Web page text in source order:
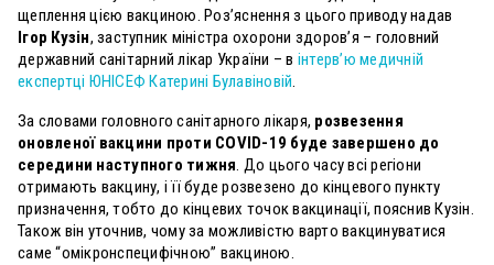
щеплення цією вакциною. Роз’яснення з цього приводу надав
Ігор Кузін, заступник міністра охорони здоров’я – головний
державний санітарний лікар України – в інтерв’ю медичній
експертці ЮНІСЕФ Катерині Булавіновій.
За словами головного санітарного лікаря, розвезення
оновленої вакцини проти COVID-19 буде завершено до
середини наступного тижня. До цього часу всі регіони
отримають вакцину, і її буде розвезено до кінцевого пункту
призначення, тобто до кінцевих точок вакцинації, пояснив Кузін.
Також він уточнив, чому за можливістю варто вакцинуватися
саме “омікронспецифічною” вакциною.